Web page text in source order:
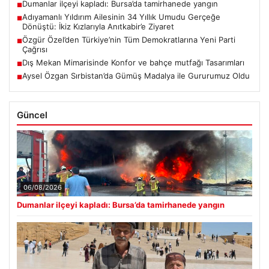
■Dumanlar ilçeyi kapladı: Bursa’da tamirhanede yangın
■Adıyamanlı Yıldırım Ailesinin 34 Yıllık Umudu Gerçeğe
Dönüştü: İkiz Kızlarıyla Anıtkabir’e Ziyaret
■Özgür Özel’den Türkiye’nin Tüm Demokratlarına Yeni Parti
Çağrısı
■Dış Mekan Mimarisinde Konfor ve bahçe mutfağı Tasarımları
■Aysel Özgan Sırbistan’da Gümüş Madalya ile Gururumuz Oldu
Güncel
06/08/2026
Dumanlar ilçeyi kapladı: Bursa’da tamirhanede yangın